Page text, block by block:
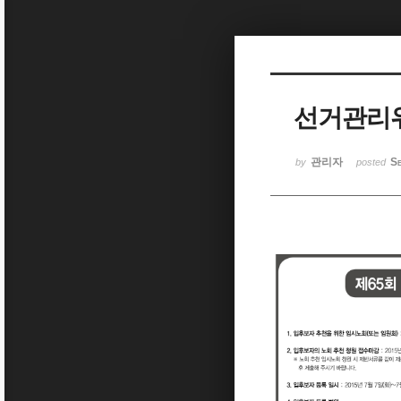
선거관리
by 관리자 posted
Sketchbook5, 스케치북5
Sketchbook5, 스케치북5